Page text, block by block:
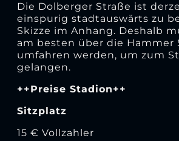
Die Dolberger Straße ist
einspurig stadtauswärts zu
Skizze im Anhang. Deshalb
am besten über die Hammer
umfahren werden, um zum
gelangen.
++Preise Stadion++
Sitzplatz
15 € Vollzahler